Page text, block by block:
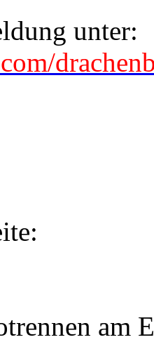
unter:
am